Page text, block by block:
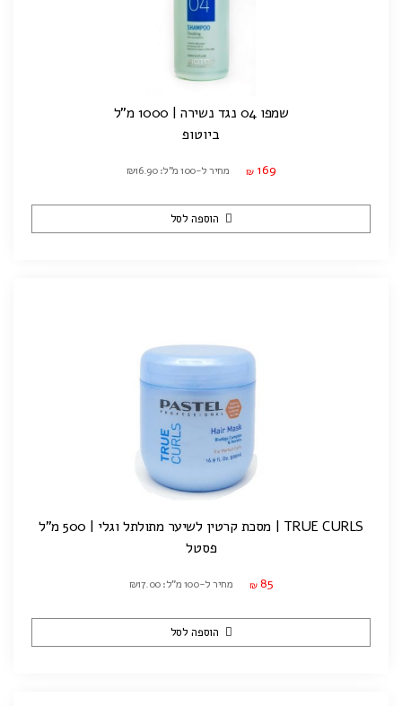
שמפו 04 נגד נשירה | 1000 מ"ל
ביוטופ
₪ 169 מחיר ל-100 מ"ל: ₪16.90
הוספה לסל
TRUE CURLS | מסכת קרטין לשיער מתולתל וגלי | 500 מ"ל
פסטל
₪ 85 מחיר ל-100 מ"ל: ₪17.00
הוספה לסל